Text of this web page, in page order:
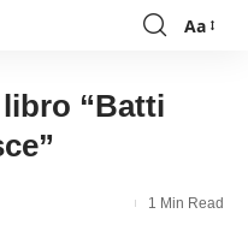
Font
Aa
“Batti
1 Min Read